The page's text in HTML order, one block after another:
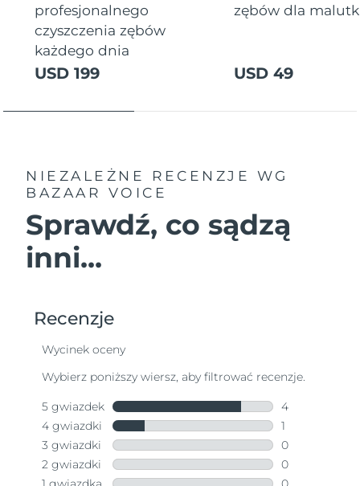
profesjonalnego
czyszczenia zębów
każdego dnia
USD 199
zębów dla
USD 49
NIEZALEŻNE RECENZJE
WG
BAZAAR VOICE
Sprawdź, co sądzą
inni...